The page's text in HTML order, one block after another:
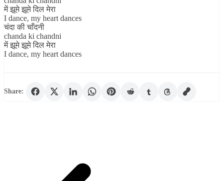
में झूमे झूमे दिल मेरा
I dance, my heart dances
चंदा की चाँदनी
chanda ki chandni
में झूमे झूमे दिल मेरा
I dance, my heart dances
Share: